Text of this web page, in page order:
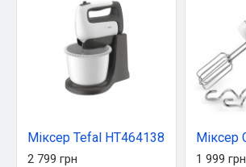
Міксер Tefal HT464138
2 799 грн 1 999 грн